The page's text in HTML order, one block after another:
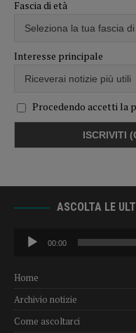
Fascia di età
Interesse principale
Procedendo accetti la
ASCOLTA LE
Audio
Player
00:00
Home
Archivio notizie
Come ascoltarci